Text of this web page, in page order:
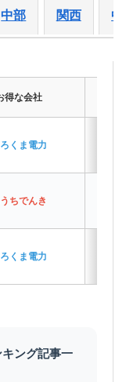
中部 関西 中
得な会社
ろくま電力
ちでんき
ろくま電力
ング記事一